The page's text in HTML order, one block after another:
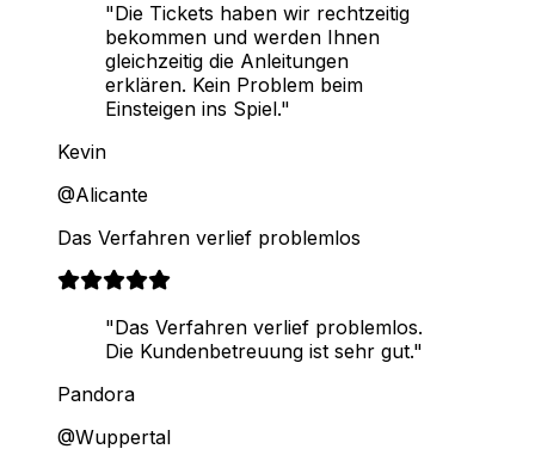
"Die Tickets haben wir rechtzeitig
bekommen und werden Ihnen
gleichzeitig die Anleitungen
erklären. Kein Problem beim
Einsteigen ins Spiel."
Kevin
@Alicante
Das Verfahren verlief problemlos
"Das Verfahren verlief problemlos.
Die Kundenbetreuung ist sehr gut."
Pandora
@Wuppertal